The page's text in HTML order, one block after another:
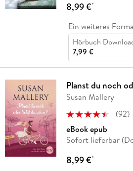
8,99 €*
Ein weiteres
Hörbuch
7,99 €
Planst du noch
Susan Mallery
(92)
eBook epub
Sofort lieferbar
8,99 €*